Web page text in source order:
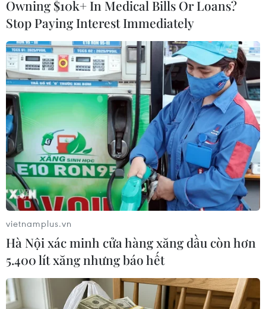
Theo dõi VietnamPlus
TIN LIÊN QUAN
Hàn Quốc: Xe buýt đâm nhiều người qua
Owning $10k+ In Medical Bills Or Loans?
Stop Paying Interest Immediately
vietnamplus.vn
Hà Nội xác minh cửa hàng xăng dầu còn hơn
5.400 lít xăng nhưng báo hết